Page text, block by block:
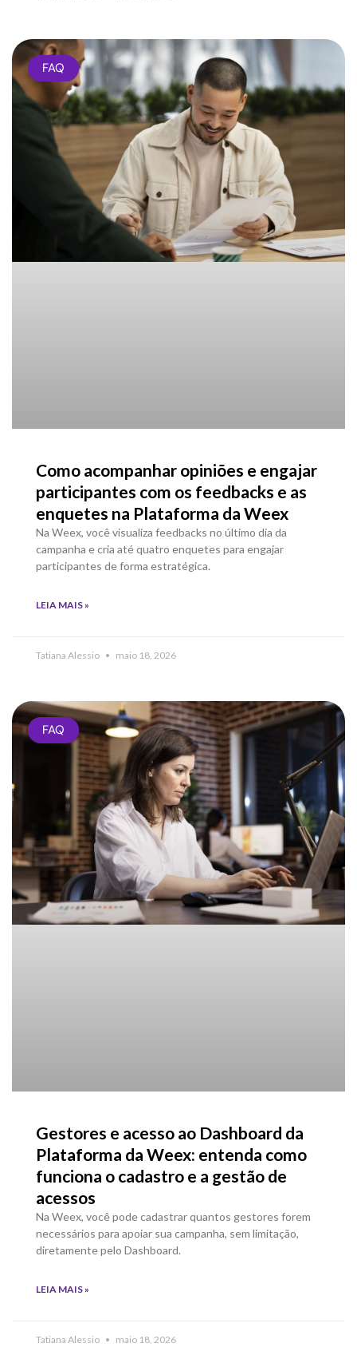
FAQ
Como acompanhar opiniões e engajar
participantes com os feedbacks e as
enquetes na Plataforma da Weex
Na Weex, você visualiza feedbacks no último dia da
campanha e cria até quatro enquetes para engajar
participantes de forma estratégica.
LEIA MAIS »
Tatiana Alessio maio 18, 2026
FAQ
Gestores e acesso ao Dashboard da
Plataforma da Weex: entenda como
funciona o cadastro e a gestão de
acessos
Na Weex, você pode cadastrar quantos gestores forem
necessários para apoiar sua campanha, sem limitação,
diretamente pelo Dashboard.
LEIA MAIS »
Tatiana Alessio maio 18, 2026